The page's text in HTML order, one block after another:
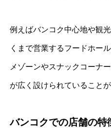
例えばバンコク中心地や観
くまで営業するフードホー
メゾーンやスナックコーナ
が広く設けられていることが
バンコクでの店舗の特